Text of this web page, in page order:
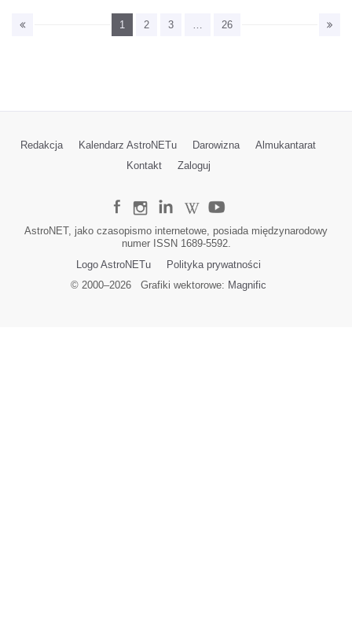
1 2 3 … 26
Redakcja Kalendarz AstroNETu Darowizna
Almukantarat
Kontakt
Zaloguj
AstroNET, jako czasopismo internetowe, posiada międzynarodowy
numer ISSN 1689-5592.
Logo AstroNETu
Polityka prywatności
© 2000–2026Grafiki wektorowe: Magnific